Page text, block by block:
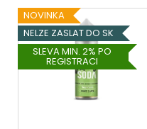
í
p
r
o
V
ý
p
i
NOVINKA
NELZE ZASLAT DO SK
SLEVA MIN. 2% PO
REGISTRACI
a
j
t